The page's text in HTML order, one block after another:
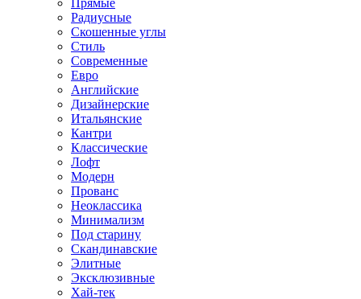
Прямые
Радиусные
Скошенные углы
Стиль
Современные
Евро
Английские
Дизайнерские
Итальянские
Кантри
Классические
Лофт
Модерн
Прованс
Неоклассика
Минимализм
Под старину
Скандинавские
Элитные
Эксклюзивные
Хай-тек